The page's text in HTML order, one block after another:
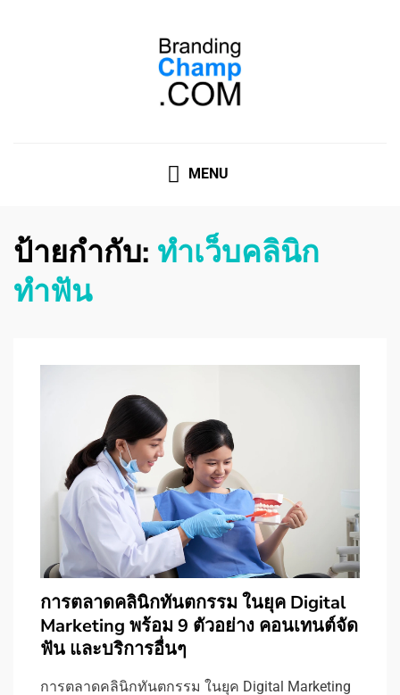
MENU
ป้ายกำกับ: ทำเว็บคลินิก
ทำฟัน
การตลาดคลินิกทันตกรรม ในยุค Digital
Marketing พร้อม 9 ตัวอย่าง คอนเทนต์จัด
ฟัน และบริการอื่นๆ
การตลาดคลินิกทันตกรรม ในยุค Digital Marketing